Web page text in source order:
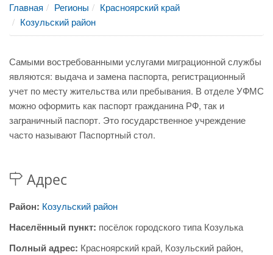
Главная Регионы
Красноярский край
Козульский район
Самыми востребованными услугами миграционной службы
являются: выдача и замена паспорта, регистрационный
учет по месту жительства или пребывания. В отделе УФМС
можно оформить как паспорт гражданина РФ, так и
заграничный паспорт. Это государственное учреждение
часто называют Паспортный стол.
Адрес
Район: Козульский район
Населённый пункт: посёлок городского типа Козулька
Полный адрес: Красноярский край, Козульский район,